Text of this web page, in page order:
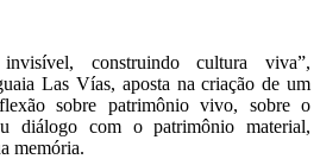
construindo cultura viva”,
Las Vías, aposta na criação de um
sobre patrimônio vivo, sobre o
diálogo com o patrimônio material,
memória.